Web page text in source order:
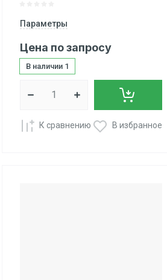
Параметры
В наличии 1
Цена по запросу
К сравнению В избранное